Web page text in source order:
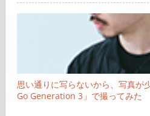
思い通りに写らないから、写真が
Go Generation 3」で撮ってみた